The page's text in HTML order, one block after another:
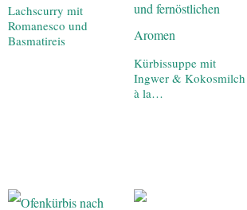
Lachscurry mit
Romanesco und
Basmatireis
Kürbissuppe mit
Ingwer & Kokosmilch
à la…